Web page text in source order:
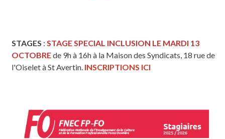
STAGES : STAGE SPECIAL INCLUSION LE MARDI 13
OCTOBREde 9h à 16h à la Maison des Syndicats, 18 rue de
l'Oiselet à St Avertin. INSCRIPTIONS ICI